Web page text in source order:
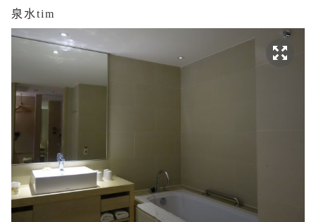
泉水tim